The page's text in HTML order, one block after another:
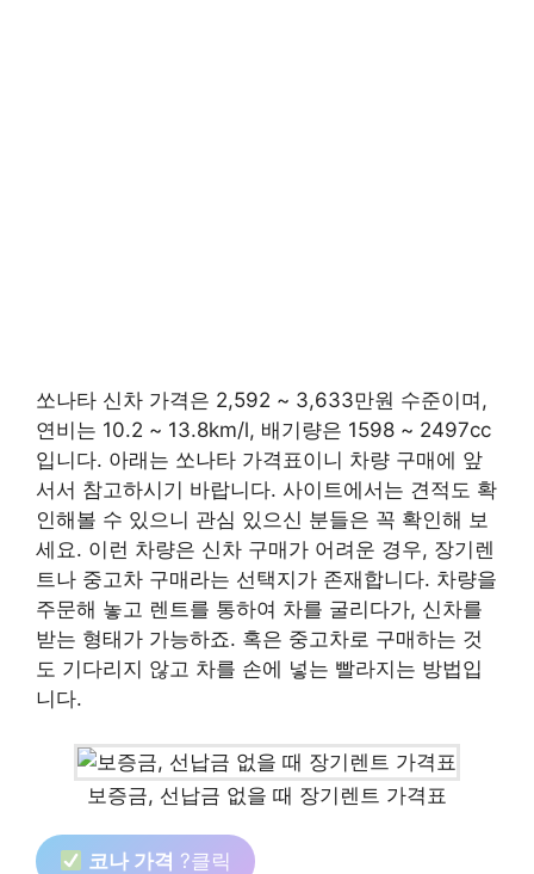
쏘나타 신차 가격은 2,592 ~ 3,633만원 수준이며,
연비는 10.2 ~ 13.8km/l, 배기량은 1598 ~ 2497cc
입니다. 아래는 쏘나타 가격표이니 차량 구매에 앞
서서 참고하시기 바랍니다. 사이트에서는 견적도 확
인해볼 수 있으니 관심 있으신 분들은 꼭 확인해 보
세요. 이런 차량은 신차 구매가 어려운 경우, 장기렌
트나 중고차 구매라는 선택지가 존재합니다. 차량을
주문해 놓고 렌트를 통하여 차를 굴리다가, 신차를
받는 형태가 가능하죠. 혹은 중고차로 구매하는 것
도 기다리지 않고 차를 손에 넣는 빨라지는 방법입
니다.
보증금, 선납금 없을 때 장기렌트 가격표
코나 가격 ?클릭